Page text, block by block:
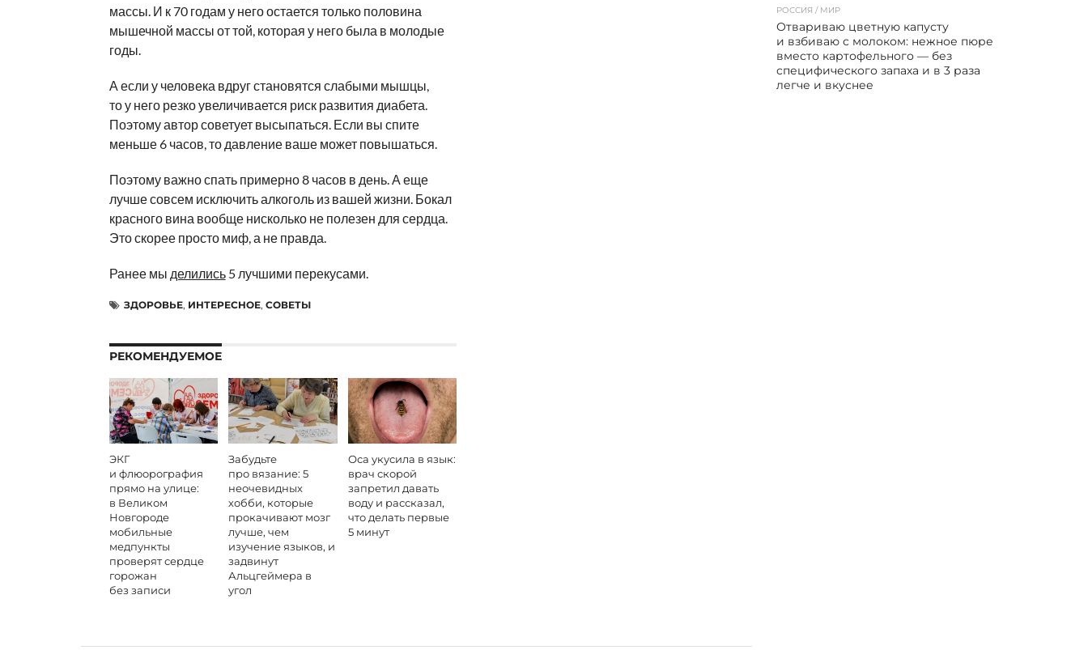
массы. И к 70 годам у него остается только половина
мышечной массы от той, которая у него была в молодые
годы.
А если у человека вдруг становятся слабыми мышцы,
то у него резко увеличивается риск развития диабета.
Поэтому автор советует высыпаться. Если вы спите
меньше 6 часов, то давление ваше может повышаться.
Поэтому важно спать примерно 8 часов в день. А еще
лучше совсем исключить алкоголь из вашей жизни. Бокал
красного вина вообще нисколько не полезен для сердца.
Это скорее просто миф, а не правда.
Ранее мы делились5 лучшими перекусами.
ЗДОРОВЬЕ, ИНТЕРЕСНОЕ, СОВЕТЫ
РЕКОМЕНДУЕМОЕ
ЭКГ
и флюорография
прямо на улице:
в Великом
Новгороде
мобильные
медпункты
проверят сердце
горожан
без записи
Забудьте
про вязание: 5
неочевидных
хобби, которые
прокачивают мозг
лучше, чем
изучение языков, и
задвинут
Альцгеймера в
угол
Оса укусила в язык:
врач скорой
запретил давать
воду и рассказал,
что делать первые
5 минут
РОССИЯ / МИР
Отвариваю цветную капусту
и взбиваю с молоком: нежное пюре
вместо картофельного — без
специфического запаха и в 3 раза
легче и вкуснее